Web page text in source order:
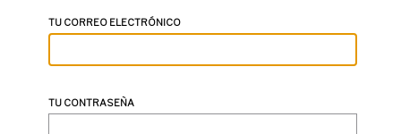
TU CORREO ELECTRÓNICO
TU CONTRASEÑA